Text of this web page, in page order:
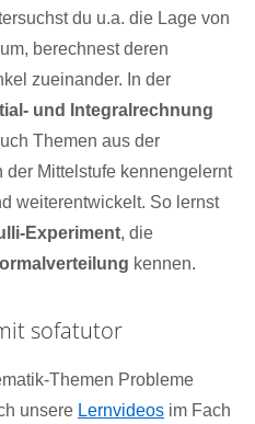
du u.a. die Lage von
berechnest deren
zueinander. In der
und Integralrechnung
Themen aus der
der Mittelstufe kennengelernt
weiterentwickelt. So lernst
Experiment, die
kennen.
sofatutor
Themen Probleme
unsere Lernvideos im Fach